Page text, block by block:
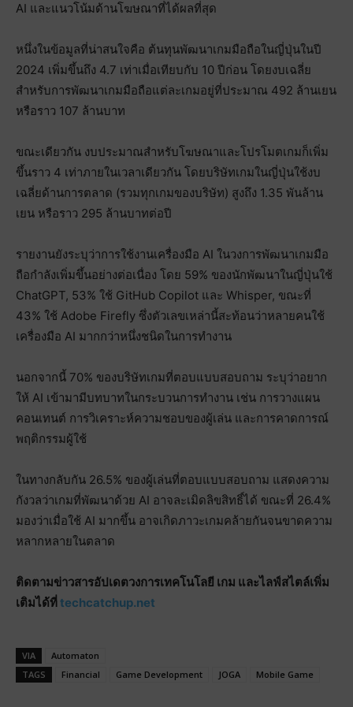
AI และแนวโน้มด้านโฆษณาที่ได้ผลที่สุด
หนึ่งในข้อมูลที่น่าสนใจคือ ต้นทุนพัฒนาเกมมือถือในญี่ปุ่นในปี
2024 เพิ่มขึ้นถึง 4.7 เท่าเมื่อเทียบกับ 10 ปีก่อน โดยงบเฉลี่ย
สำหรับการพัฒนาเกมมือถือแต่ละเกมอยู่ที่ประมาณ 492 ล้านเยน
หรือราว 107 ล้านบาท
ขณะเดียวกัน งบประมาณสำหรับโฆษณาและโปรโมตเกมก็เพิ่ม
ขึ้นราว 4 เท่าภายในเวลาเดียวกัน โดยบริษัทเกมในญี่ปุ่นใช้งบ
เฉลี่ยด้านการตลาด (รวมทุกเกมของบริษัท) สูงถึง 1.35 พันล้าน
เยน หรือราว 295 ล้านบาทต่อปี
รายงานยังระบุว่าการใช้งานเครื่องมือ AI ในวงการพัฒนาเกมมือ
ถือกำลังเพิ่มขึ้นอย่างต่อเนื่อง โดย 59% ของนักพัฒนาในญี่ปุ่นใช้
ChatGPT, 53% ใช้ GitHub Copilot และ Whisper, ขณะที่
43% ใช้ Adobe Firefly ซึ่งตัวเลขเหล่านี้สะท้อนว่าหลายคนใช้
เครื่องมือ AI มากกว่าหนึ่งชนิดในการทำงาน
นอกจากนี้ 70% ของบริษัทเกมที่ตอบแบบสอบถาม ระบุว่าอยาก
ให้ AI เข้ามามีบทบาทในกระบวนการทำงาน เช่น การวางแผน
คอนเทนต์ การวิเคราะห์ความชอบของผู้เล่น และการคาดการณ์
พฤติกรรมผู้ใช้
ในทางกลับกัน 26.5% ของผู้เล่นที่ตอบแบบสอบถาม แสดงความ
กังวลว่าเกมที่พัฒนาด้วย AI อาจละเมิดลิขสิทธิ์ได้ ขณะที่ 26.4%
มองว่าเมื่อใช้ AI มากขึ้น อาจเกิดภาวะเกมคล้ายกันจนขาดความ
หลากหลายในตลาด
ติดตามข่าวสารอัปเดตวงการเทคโนโลยี เกม และไลฟ์สไตล์เพิ่ม
เติมได้ที่ techcatchup.net
VIA
Automaton
TAGS
Financial Game Development JOGA Mobile Game